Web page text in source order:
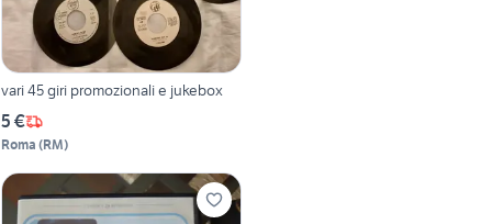
vari 45 giri promozionali e jukebox
5 €
Roma (RM)